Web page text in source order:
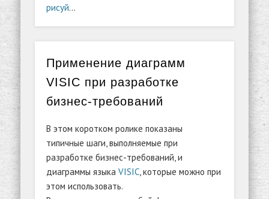
рисуй…
Применение диаграмм
VISIC при разработке
бизнес-требований
В этом коротком ролике показаны
типичные шаги, выполняемые при
разработке бизнес-требований, и
диаграммы языкаVISIC , которые можно при
этом использовать.